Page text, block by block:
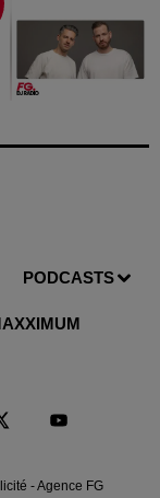
PODCASTS
- Agence FG